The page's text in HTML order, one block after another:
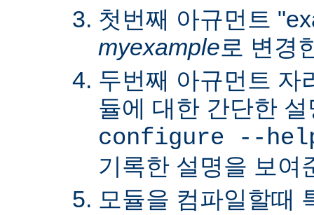
첫번째 아규먼트
myexample로 변경
두번째 아규먼트 자
듈에 대한 간단한
configure --
기록한 설명을 보여
모듈을 컴파일할때